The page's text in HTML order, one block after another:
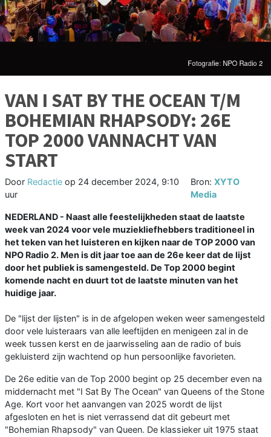
VAN I SAT BY THE OCEAN T/M
BOHEMIAN RHAPSODY: 26E
TOP 2000 VANNACHT VAN
START
Door Redactie op 24 december 2024, 9:10
uur
Bron:XYTO
Media
NEDERLAND - Naast alle feestelijkheden staat de laatste
week van 2024 voor vele muziekliefhebbers traditioneel in
het teken van het luisteren en kijken naar de TOP 2000 van
NPO Radio 2. Men is dit jaar toe aan de 26e keer dat de lijst
door het publiek is samengesteld. De Top 2000 begint
komende nacht en duurt tot de laatste minuten van het
huidige jaar.
De "lijst der lijsten" is in de afgelopen weken weer samengesteld
door vele luisteraars van alle leeftijden en menigeen zal in de
week tussen kerst en de jaarwisseling aan de radio of buis
gekluisterd zijn wachtend op hun persoonlijke favorieten.
De 26e editie van de Top 2000 begint op 25 december even na
middernacht met "I Sat By The Ocean" van Queens of the Stone
Age. Kort voor het aanvangen van 2025 wordt de lijst
afgesloten en het is niet verrassend dat dit gebeurt met
"Bohemian Rhapsody" van Queen. De klassieker uit 1975 staat